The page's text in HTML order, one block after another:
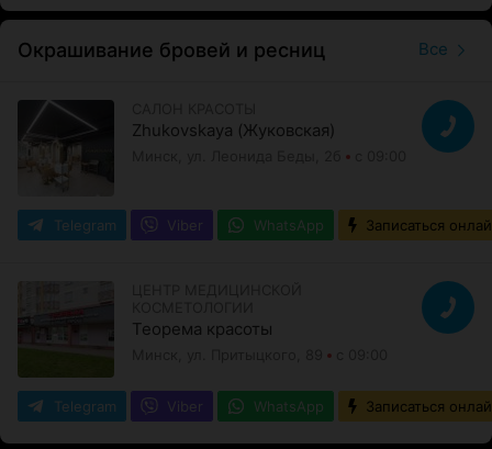
Окрашивание бровей и ресниц Все
Zhukovskaya (Жуковская)
Telegram Viber WhatsApp Записаться
Теорема красоты
Telegram Viber WhatsApp Записаться